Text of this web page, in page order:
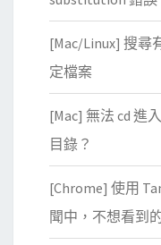
[Mac/Linux] 搜尋
定檔案
[Mac] 無法 cd 進
目錄？
[Chrome] 使用
聞中，不想看到